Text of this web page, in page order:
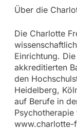
Über die
Die Charlotte
Einrichtung.
akkreditierten
den
Heidelberg,
auf Berufe in
www.charlotte-